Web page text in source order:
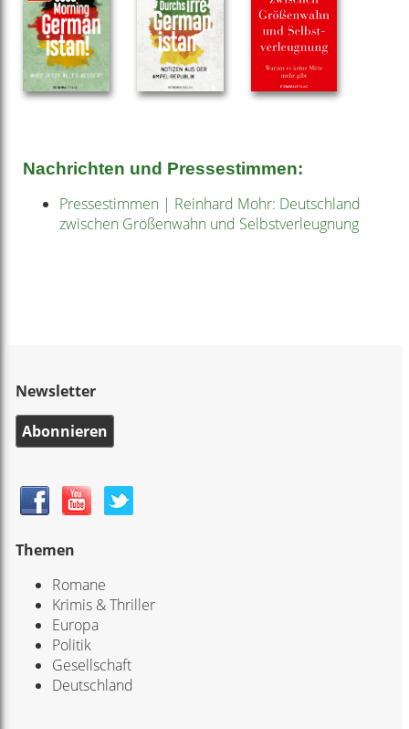
Nachrichten und Pressestimmen:
Pressestimmen | Reinhard Mohr: Deutschland
zwischen Größenwahn und Selbstverleugnung
Newsletter
Abonnieren
Themen
Romane
Krimis & Thriller
Europa
Politik
Gesellschaft
Deutschland